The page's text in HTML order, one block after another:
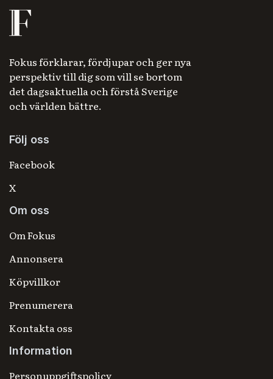
Fokus förklarar, fördjupar och ger nya
perspektiv till dig som vill se bortom
det dagsaktuella och förstå Sverige
och världen bättre.
Följ oss
Facebook
X
Om oss
Om Fokus
Annonsera
Köpvillkor
Prenumerera
Kontakta oss
Information
Personuppgiftspolicy